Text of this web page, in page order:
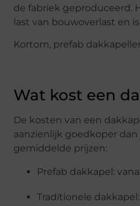
de fabriek geproduceerd.
last van bouwoverlast en
Kortom, prefab
Wat kost een
De kosten van een
aanzienlijk goedkoper
gemiddelde prijzen:
Prefab dakkapel:
Traditionele